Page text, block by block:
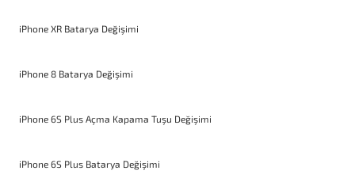
iPhone XR Batarya Değişimi
iPhone 8 Batarya Değişimi
iPhone 6S Plus Açma Kapama Tuşu Değişimi
iPhone 6S Plus Batarya Değişimi